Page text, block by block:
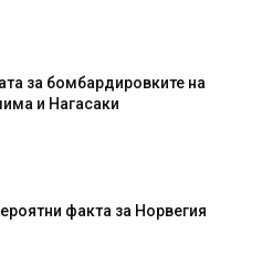
за бомбардировките на
и Нагасаки
факта за Норвегия